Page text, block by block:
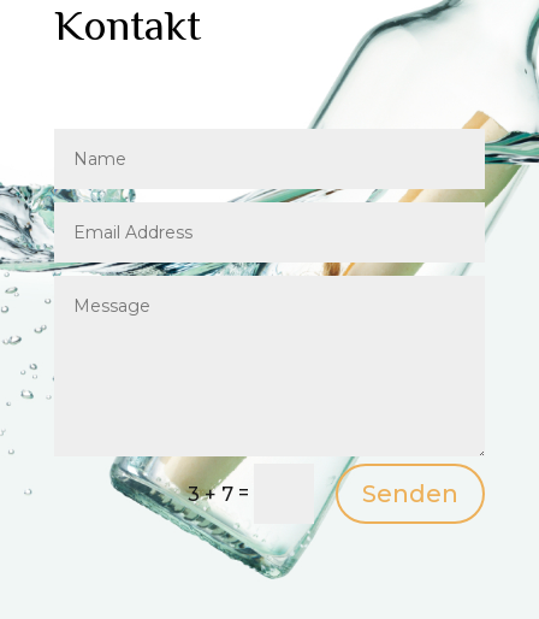
Kontakt
3 + 7 = Senden